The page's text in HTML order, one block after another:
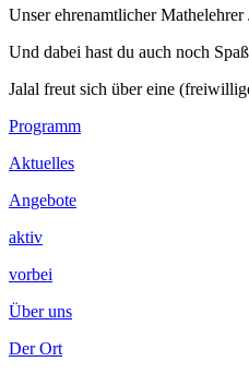
Unser ehrenamtlicher
Und dabei hast du auch noch
Jalal freut sich über eine
Footer
Inhalt
Programm
Aktuelles
Angebote
aktiv
vorbei
Über uns
Der Ort